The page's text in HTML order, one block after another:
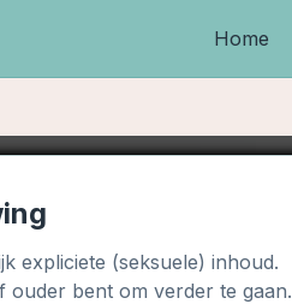
Home
expliciete (seksuele) inhoud.
ouder bent om verder te gaan.